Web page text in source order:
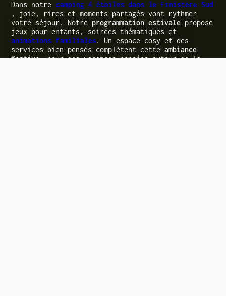
Dans notre camping 4 étoiles dans le Finistère Sud
, joie, rires et moments partagés vont rythmer
votre séjour. Notre programmation estivale propose
jeux pour enfants, soirées thématiques et
animations familiales. Un espace cosy et des
services bien pensés complètent cette ambiance
festive, pour des vacances pensées autour de la